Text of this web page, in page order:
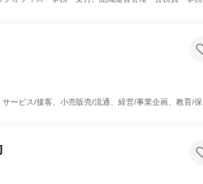
サービス/接客、小売販売/流通、経営/事業企画、教育/保育専門職